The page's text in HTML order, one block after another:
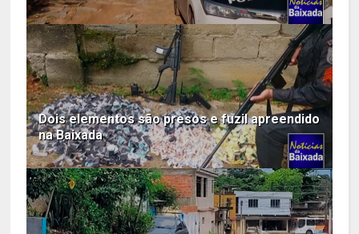
Dois elementos são presos e fuzil apreendido
na Baixada